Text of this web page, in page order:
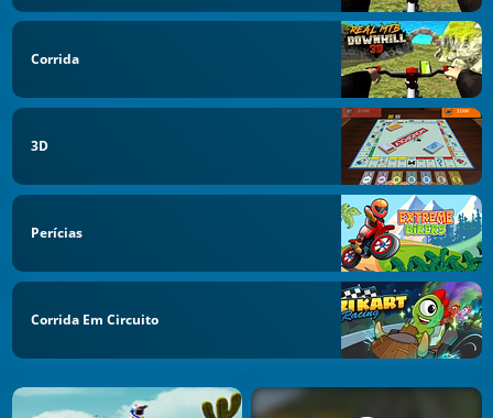
Corrida
3D
Perícias
Corrida Em Circuito